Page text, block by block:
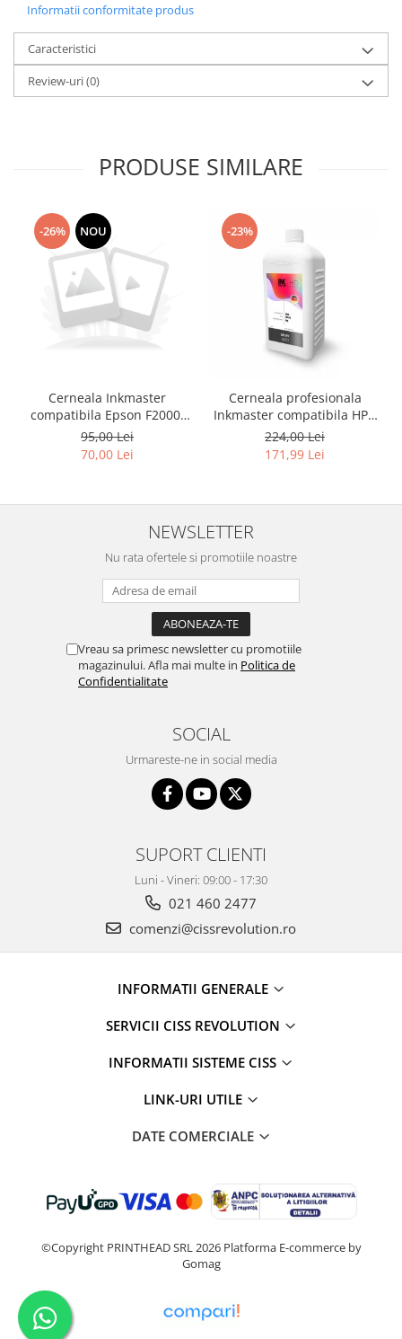
Informatii conformitate produs
Caracteristici
Review-uri(0)
PRODUSE SIMILARE
-26% NOU
Cerneala Inkmaster
compatibila Epson F2000,
F2100 - DTG Black, DG2100,
100 ml
95,00 Lei
70,00 Lei
-23%
Cerneala profesionala
Inkmaster compatibila HP -
DYE, GRAY, H720GY, 1 litru
224,00 Lei
171,99 Lei
NEWSLETTER
Nu rata ofertele si promotiile noastre
Vreau sa primesc newsletter cu promotiile
magazinului. Afla mai multe in Politica de
Confidentialitate
SOCIAL
Urmareste-ne in social media
SUPORT CLIENTI
Luni - Vineri: 09:00 - 17:30
021 460 2477
comenzi@cissrevolution.ro
INFORMATII GENERALE
SERVICII CISS REVOLUTION
INFORMATII SISTEME CISS
LINK-URI UTILE
DATE COMERCIALE
©Copyright PRINTHEAD SRL 2026 Platforma E-commerce by
Gomag